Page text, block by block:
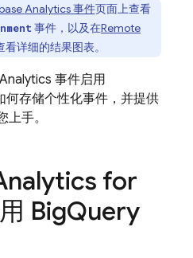
Analytics事件页面上查看
事件，以及在Remote
看详细的结果图表。
Analytics 事件启用
何存储个性化事件，并提供
手。
for
BigQuery